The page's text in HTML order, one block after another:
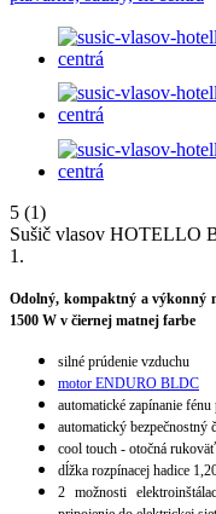
5 (1)
Sušič vlasov HOTELLO
1 .
Odolný, kompaktný a výkonný
1500 W v čiernej matnej farbe
silné prúdenie vzduchu
motor ENDURO BLDC
automatické zapínanie
automatický bezpečnostný
cool touch - otočná rukoväť
dĺžka rozpínacej hadice
2 možnosti